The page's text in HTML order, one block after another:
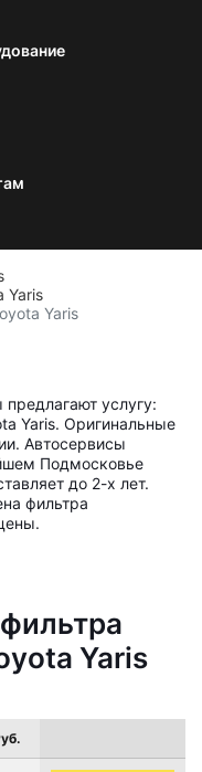
Yaris
Yaris
услугу:
Yaris. Оригинальные
Автосервисы
Подмосковье
до 2-х лет.
фильтра
Yaris